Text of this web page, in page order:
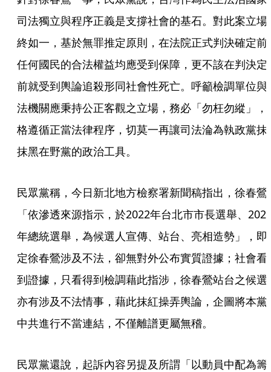
司法獨立與程序正義是支撐社會的基石。對此案立場
終如一，基於無罪推定原則，在法院正式判決確定前
任何國民的合法權益均應受到保障，更不該在判決定
前就受到輿論追殺形同社會性死亡。呼籲檢調單位與
法機關應秉持公正客觀之立場，務必「勿枉勿縱」，
格遵循正當法律程序，切莫一再讓司法淪為執政黨抹
抹黑在野黨的政治工具。
民眾黨稱，今日新北地方檢察署新聞稿指出，徐春鶯
「依滲透來源指示，於2022年台北市市長選舉、
年總統選舉，為候選人宣傳、站台、亮相造勢」，即
定徐春鶯涉及不法，卻無對外公布實質證據；社會看
到證據，只看得到檢調藉此指涉，徐春鶯站台之候選
亦有涉及不法情事，藉此抹紅操弄輿論，企圖將本黨
中共進行不當連結，不僅離譜更屬無稽。
民眾黨還說，起訴內容另提及所謂「以動員中配為籌